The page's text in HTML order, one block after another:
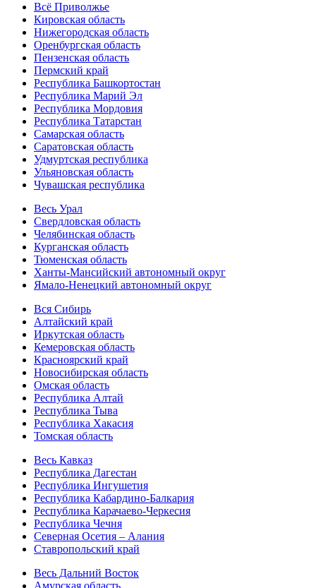
Всё Приволжье
Кировская область
Нижегородская область
Оренбургская область
Пензенская область
Пермский край
Республика Башкортостан
Республика Марий Эл
Республика Мордовия
Республика Татарстан
Самарская область
Саратовская область
Удмуртская республика
Ульяновская область
Чувашская республика
Весь Урал
Свердловская область
Челябинская область
Курганская область
Тюменская область
Ханты-Мансийский автономный округ
Ямало-Ненецкий автономный округ
Вся Сибирь
Алтайский край
Иркутская область
Кемеровская область
Красноярский край
Новосибирская область
Омская область
Республика Алтай
Республика Тыва
Республика Хакасия
Томская область
Весь Кавказ
Республика Дагестан
Республика Ингушетия
Республика Кабардино-Балкария
Республика Карачаево-Черкесия
Республика Чечня
Северная Осетия – Алания
Ставропольский край
Весь Дальний Восток
Амурская область